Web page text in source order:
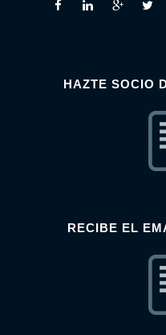
HAZTE SOCIO
RECIBE EL